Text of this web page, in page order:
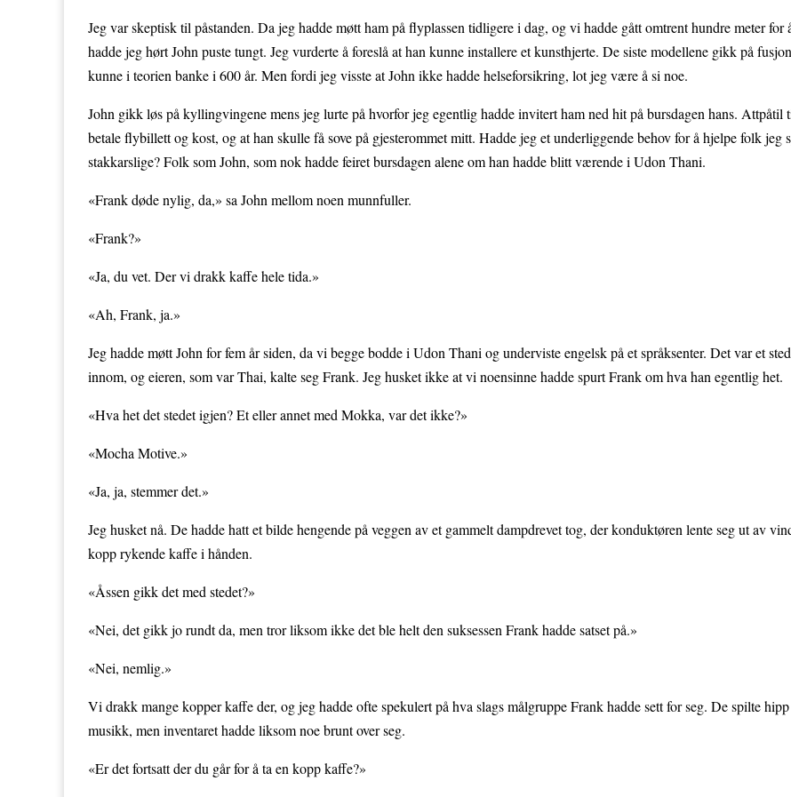
Jeg var skeptisk til påstanden. Da jeg hadde møtt ham på flyplassen tidligere i dag, og vi hadde gått omtrent hundre meter for
hadde jeg hørt John puste tungt. Jeg vurderte å foreslå at han kunne installere et kunsthjerte. De siste modellene gikk på
kunne i teorien banke i 600 år. Men fordi jeg visste at John ikke hadde helseforsikring, lot jeg være å si noe.
John gikk løs på kyllingvingene mens jeg lurte på hvorfor jeg egentlig hadde invitert ham ned hit på bursdagen hans. Attpåtil
betale flybillett og kost, og at han skulle få sove på gjesterommet mitt. Hadde jeg et underliggende behov for å hjelpe folk jeg
stakkarslige? Folk som John, som nok hadde feiret bursdagen alene om han hadde blitt værende i Udon Thani.
«Frank døde nylig, da,» sa John mellom noen munnfuller.
«Frank?»
«Ja, du vet. Der vi drakk kaffe hele tida.»
«Ah, Frank, ja.»
Jeg hadde møtt John for fem år siden, da vi begge bodde i Udon Thani og underviste engelsk på et språksenter. Det var et
innom, og eieren, som var Thai, kalte seg Frank. Jeg husket ikke at vi noensinne hadde spurt Frank om hva han egentlig het.
«Hva het det stedet igjen? Et eller annet med Mokka, var det ikke?»
«Mocha Motive.»
«Ja, ja, stemmer det.»
Jeg husket nå. De hadde hatt et bilde hengende på veggen av et gammelt dampdrevet tog, der konduktøren lente seg ut av
kopp rykende kaffe i hånden.
«Åssen gikk det med stedet?»
«Nei, det gikk jo rundt da, men tror liksom ikke det ble helt den suksessen Frank hadde satset på.»
«Nei, nemlig.»
Vi drakk mange kopper kaffe der, og jeg hadde ofte spekulert på hva slags målgruppe Frank hadde sett for seg. De spilte
musikk, men inventaret hadde liksom noe brunt over seg.
«Er det fortsatt der du går for å ta en kopp kaffe?»